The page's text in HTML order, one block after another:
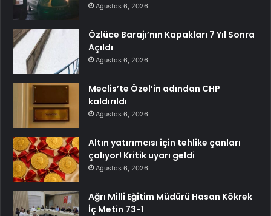
Ağustos 6, 2026
Özlüce Barajı’nın Kapakları 7 Yıl Sonra
Açıldı
Ağustos 6, 2026
Meclis’te Özel’in adından CHP
kaldırıldı
Ağustos 6, 2026
Altın yatırımcısı için tehlike çanları
çalıyor! Kritik uyarı geldi
Ağustos 6, 2026
Ağrı Milli Eğitim Müdürü Hasan Kökrek
İç Metin 73-1